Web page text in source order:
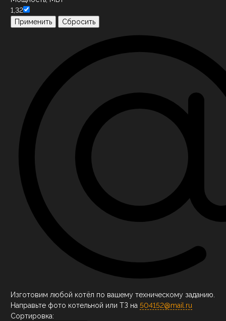
1,32
Применить
Сбросить
Изготовим любой котёл по вашему техническому заданию.
Направьте фото котельной или ТЗ на 504152@mail.ru
Сортировка: